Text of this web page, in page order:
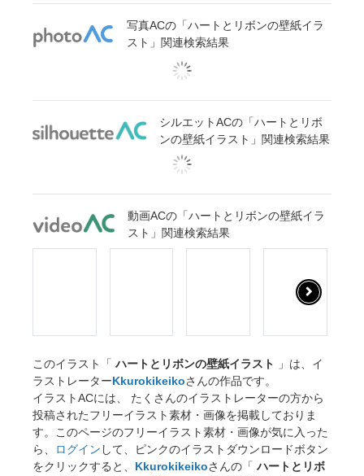
写真ACの「ハートとリボンの壁紙イラ
スト」関連検索結果
シルエットACの「ハートとリボ
ンの壁紙イラスト」関連検索結果
動画ACの「ハートとリボンの壁紙イラ
スト」関連検索結果
このイラスト「ハートとリボンの壁紙イラスト
」は、イ
ラストレーターKkurokikeikoさんの作品です。
イラストACには、 たくさんのイラストレーターの方から
投稿されたフリーイラスト素材・画像を掲載しておりま
す。このページのフリーイラスト素材・画像が気に入った
ら、
ログイン して、ピンクのイラストダウンロードボタン
をクリックすると、 Kkurokikeikoさんの「ハートとリボ